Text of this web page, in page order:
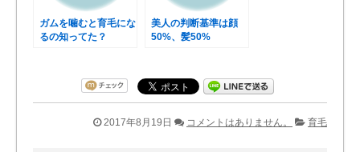
ガムを噛むと育毛にな
るの知ってた？
美人の判断基準は顔
50%、髪50%
2017年8月19日 コメントはありません。 育毛